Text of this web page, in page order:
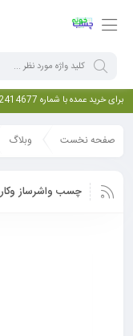
برای خرید عمده با شماره 09122414677 تماس بگیرید
صفحه نخست وبلاگ
چسب واشرساز